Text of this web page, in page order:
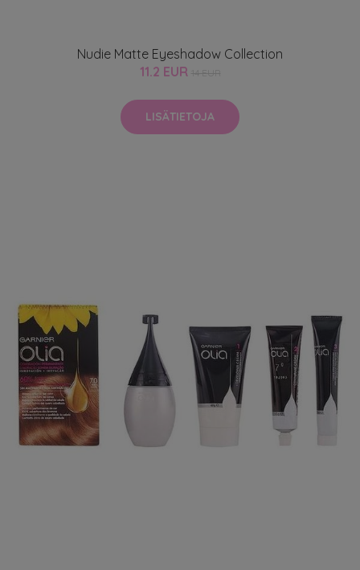
Nudie Matte Eyeshadow Collection
11.2 EUR
LISÄTIETOJA